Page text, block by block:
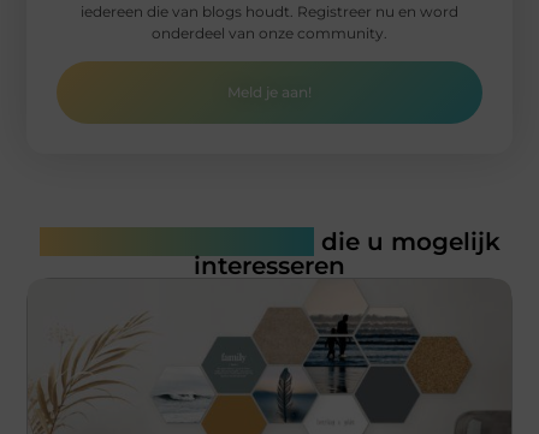
iedereen die van blogs houdt. Registreer nu en word
onderdeel van onze community.
Meld je aan!
die u mogelijk
interesseren